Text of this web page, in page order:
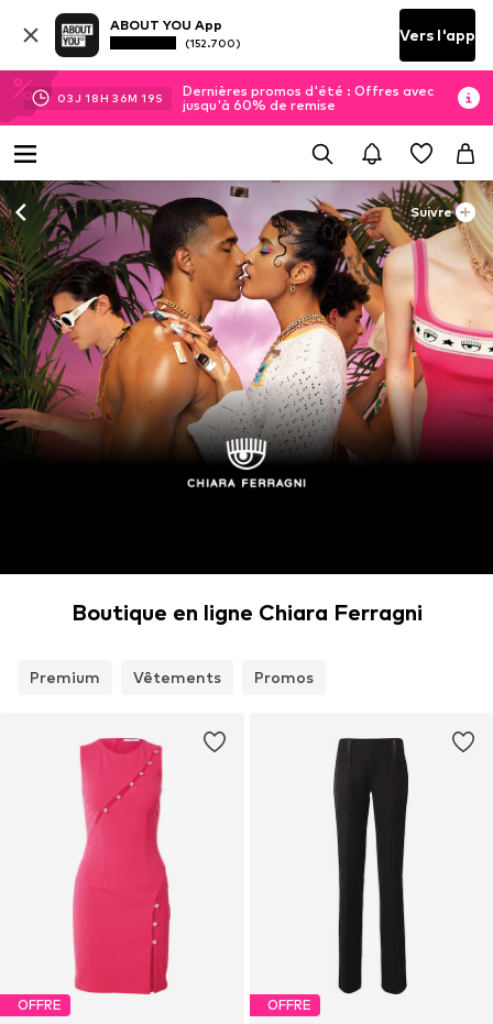
ABOUT YOU App
(152.700) Vers l'app
03J 18H 36M 18S
Dernières promos d'été : Offres avec
jusqu'à 60% de remise
Suivre
Boutique en ligne Chiara Ferragni
Premium Vêtements Promos
OFFRE OFFRE